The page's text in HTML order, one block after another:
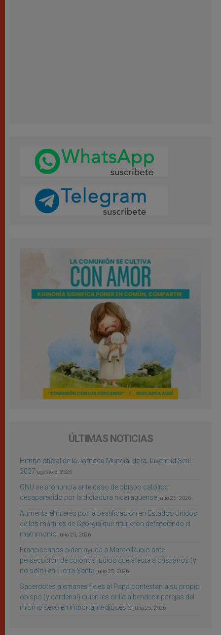
ÚLTIMAS NOTICIAS
Himno oficial de la Jornada Mundial de la Juventud Seúl
2027 agosto 3, 2026
ONU se pronuncia ante caso de obispo católico
desaparecido por la dictadura nicaragüense julio 25, 2026
Aumenta el interés por la beatificación en Estados Unidos
de los mártires de Georgia que murieron defendiendo el
matrimonio julio 25, 2026
Franciscanos piden ayuda a Marco Rubio ante
persecución de colonos judíos que afecta a cristianos (y
no sólo) en Tierra Santa julio 25, 2026
Sacerdotes alemanes fieles al Papa contestan a su propio
obispo (y cardenal) quien les orilla a bendecir parejas del
mismo sexo en importante diócesis julio 25, 2026